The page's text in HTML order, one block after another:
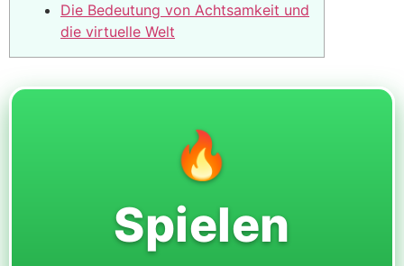
Die Bedeutung von Achtsamkeit und
die virtuelle Welt
🔥
Spielen